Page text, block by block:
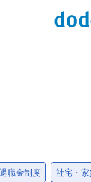
売員としてキャリ
る場合には、育休後
っても働き続ける
退職金制度 社宅・家